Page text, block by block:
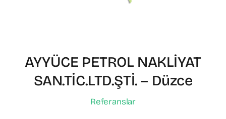
AYYÜCE PETROL NAKLİYAT
SAN.TİC.LTD.ŞTİ. – Düzce
Referanslar